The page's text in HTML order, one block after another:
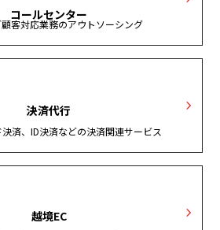
コールセンター
客対応業務のアウトソーシング
決済代行
済、ID決済などの決済関連サービス
越境EC